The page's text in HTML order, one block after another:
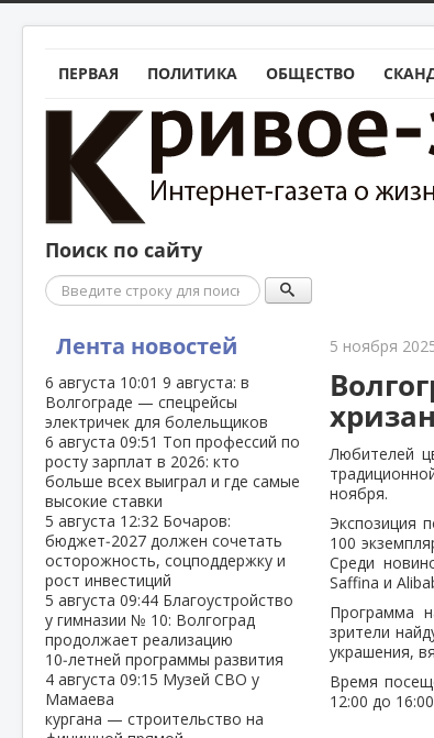
ПЕРВАЯ ПОЛИТИКА ОБЩЕСТВО
Поиск по сайту
Поиск
Лента новостей
6 августа 10:01 9 августа: в
Волгограде — спецрейсы
электричек для болельщиков
6 августа 09:51 Топ профессий по
росту зарплат в 2026: кто
больше всех выиграл и где самые
высокие ставки
5 августа 12:32 Бочаров:
бюджет‑2027 должен сочетать
осторожность, соцподдержку и
рост инвестиций
5 августа 09:44 Благоустройство
у гимназии № 10: Волгоград
продолжает реализацию
10‑летней программы развития
4 августа 09:15 Музей СВО у
Мамаева
кургана — строительство на
5 ноября
Любителей
ноября.
Экспозиция
100
Среди
Saffina и
Программа
зрители
украшения,
Время
12:00 до